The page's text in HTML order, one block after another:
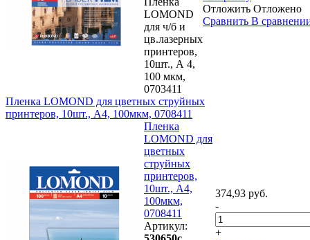
LOMOND
для ч/б и
цв.лазерных
принтеров,
10шт., А 4,
100 мкм,
0703411
Отложить Отложено
Сравнить В
Пленка LOMOND для цветных струйных
принтеров, 10шт., А4, 100мкм, 0708411
Пленка
LOMOND для
цветных
струйных
принтеров,
10шт., А4,
100мкм,
0708411
Артикул:
374,93 руб.
-
+